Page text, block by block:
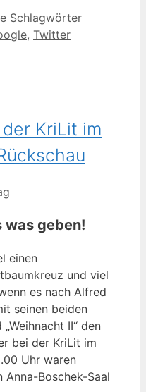
Schlagwörter
, Twitter
der KriLit im
was geben!
einen
und viel
es nach Alfred
seinen beiden
II“ den
bei der KriLit im
Uhr waren
Anna-Boschek-Saal